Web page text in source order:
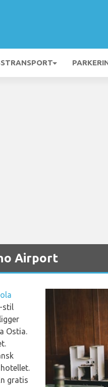
Airport
stil
Ostia.
gratis